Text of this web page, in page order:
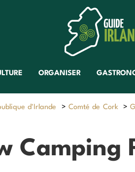
ORGANISER
d'Irlande > Comté de Cork >
Camping